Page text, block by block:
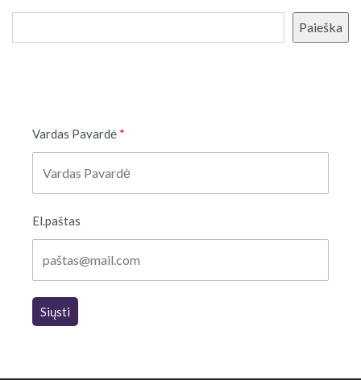
Paieška
Vardas Pavardė
El.paštas
Siųsti